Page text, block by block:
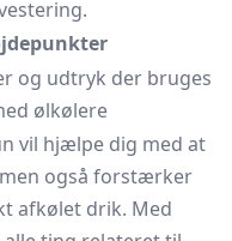
og udtryk der bruges
ølkølere
vil hjælpe dig med at
også forstærker
afkølet drik. Med